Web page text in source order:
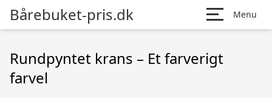
Bårebuket-pris.dk Menu
Rundpyntet krans – Et farverigt
farvel